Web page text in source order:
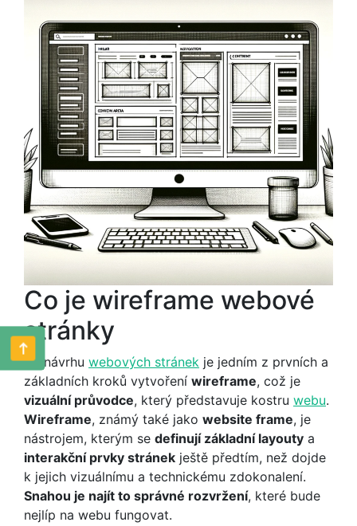
Co je wireframe webové
stránky
Při návrhu webových stránek je jedním z prvních a
základních kroků vytvoření wireframe, což je
vizuální průvodce, který představuje kostru webu.
Wireframe, známý také jako website frame, je
nástrojem, kterým se definují základní layouty a
interakční prvky stránek ještě předtím, než dojde
k jejich vizuálnímu a technickému zdokonalení.
Snahou je najít to správné rozvržení, které bude
nejlíp na webu fungovat.